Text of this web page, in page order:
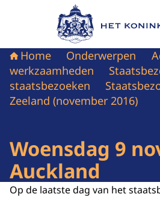
Naar de homepage
Home Onderwerpen
werkzaamheden
staatsbezoeken
Zeeland (november 2016)
Woensdag 9
Auckland
Op de laatste dag van het